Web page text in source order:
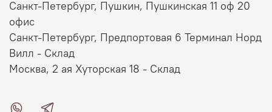
Санкт-Петербург, Пушкин, Пушкинская 11 оф 20
офис
Санкт-Петербург, Предпортовая 6 Терминал Норд
Вилл - Склад
Москва, 2 ая Хуторская 18 - Склад